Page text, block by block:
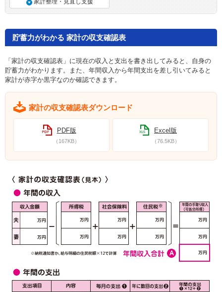
家計整理・見直し支援
貯蓄力がわかる 家計の収支確認表
「家計の収支確認表」に現在の収入と支出を書き出してみると、自身の
貯蓄力がわかります。また、年間収入から年間支出を差し引いてみると
家計が赤字か黒字なのか確認できます。
家計の収支確認表ダウンロード
PDF版
（167KB）
Excel版
（76.5KB）